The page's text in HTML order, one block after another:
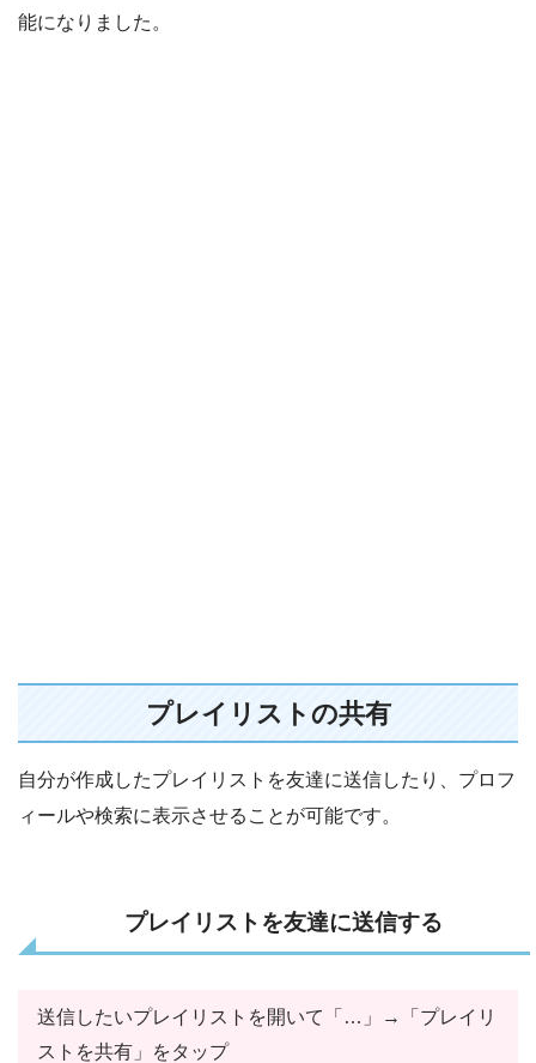
能になりました。
プレイリストの共有
自分が作成したプレイリストを友達に送信したり、プロフ
ィールや検索に表示させることが可能です。
プレイリストを友達に送信する
送信したいプレイリストを開いて「…」→「プレイリ
ストを共有」をタップ